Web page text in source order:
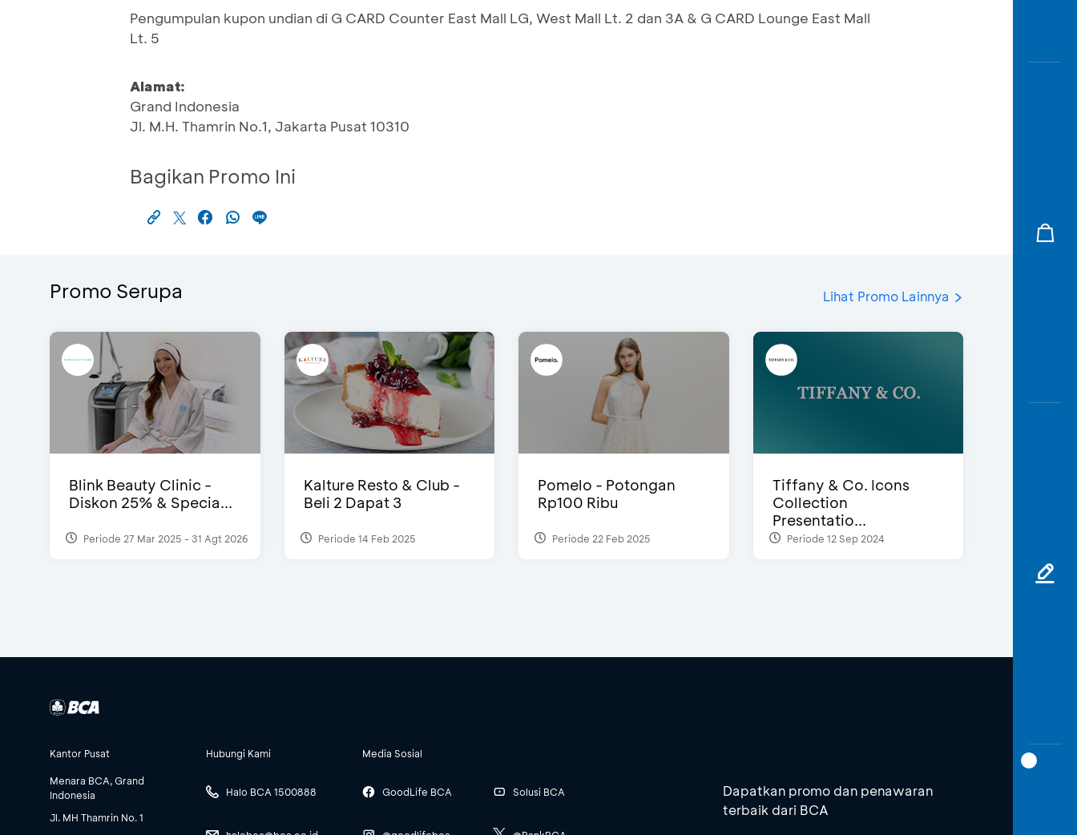
Pengumpulan kupon undian di G CARD Counter East Mall LG, West Mall Lt. 2 dan 3A & G CARD Lounge East Mall
Lt. 5
Alamat:
Grand Indonesia
Jl. M.H. Thamrin No.1, Jakarta Pusat 10310
Bagikan Promo Ini
Promo Serupa Lihat Promo Lainnya
Blink Beauty Clinic -
Diskon 25% & Specia...
Periode 27 Mar 2025 - 31 Agt 2026
Kalture Resto & Club -
Beli 2 Dapat 3
Periode 14 Feb 2025
Pomelo - Potongan
Rp100 Ribu
Periode 22 Feb 2025
Tiffany & Co. Icons
Collection
Presentatio...
Periode 12 Sep 2024
Kantor Pusat
Menara BCA, Grand
Indonesia
Jl. MH Thamrin No. 1
Hubungi Kami
Halo BCA 1500888
Media Sosial
GoodLife BCA Solusi BCA
Dapatkan promo dan penawaran
terbaik dari BCA